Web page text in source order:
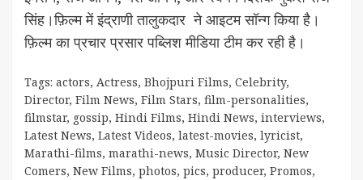
सिंह।फ़िल्म में इंद्राणी तालुकदार ने आइटम सॉन्ग किया है।
फ़िल्म का प्रचार प्रसार पब्लिश मीडिया टीम कर रही है।
Tags: actors, Actress, Bhojpuri Films, Celebrity,
Director, Film News, Film Stars, film-personalities,
filmstar, gossip, Hindi Films, Hindi News, interviews,
Latest News, Latest Videos, latest-movies, lyricist,
Marathi-films, marathi-news, Music Director, New
Comers, New Films, photos, pics, producer, Promos,